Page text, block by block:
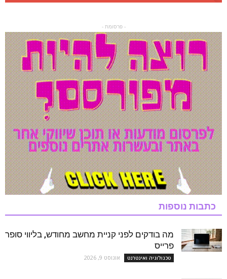
- פרסומת -
כתבות נוספות
מה בודקים לפני קניית מחשב מחודש, בליווי סופר
פרייס
טכנולוגיה ואינטרנט אוגוסט 9, 2026